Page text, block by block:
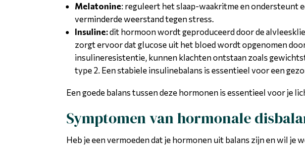
Melatonine: reguleert het slaap-waakritme en ondersteunt
verminderde weerstand tegen stress.
Insuline:dit hormoon wordt geproduceerd door de
zorgt ervoor dat glucose uit het bloed wordt opgenomen
insulineresistentie, kunnen klachten ontstaan zoals
type 2. Een stabiele insulinebalans is essentieel voor een
Een goede balans tussen deze hormonen is essentieel voor je
Symptomen van hormonale
Heb je een vermoeden dat je hormonen uit balans zijn en wil